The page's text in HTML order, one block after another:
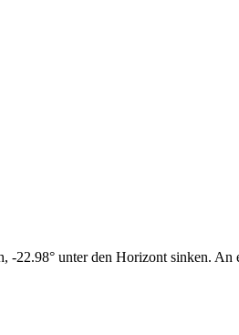
22.98° unter den Horizont sinken.